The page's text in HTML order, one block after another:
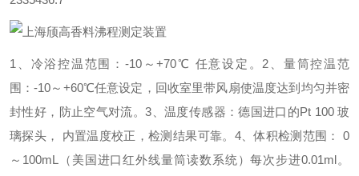
1、冷浴控温范围：-10～+70℃ 任意设定。 2、量筒控温范
围：-10～+60℃任意设定，回收室里带风扇使温度达到均匀并密
封性好，防止空气对流。3、温度传感器：德国进口的Pt 100 玻
璃探头， 内置温度校正，检测结果可靠。 4、体积检测范围： 0
～100mL（美国进口红外线量筒读数系统）每次步进0.01ml。